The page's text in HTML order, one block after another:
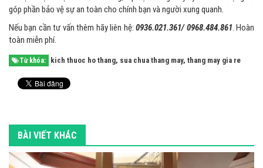
góp phần bảo vệ sự an toàn cho chính bạn và người xung quanh.
Nếu bạn cần tư vấn thêm hãy liên hệ:0936.021.361/ 0968.484.861. Hoàn
toàn miễn phí.
Từ khóa: kich thuoc ho thang, sua chua thang may, thang may gia re
BÀI VIẾT KHÁC